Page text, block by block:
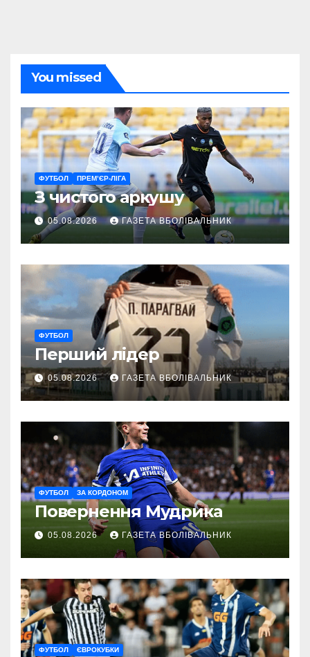
You missed
ФУТБОЛ ПРЕМ’ЄР-ЛІГА
З чистого аркушу
05.08.2026 ГАЗЕТА ВБОЛІВАЛЬНИК
ФУТБОЛ
Перший лідер
05.08.2026 ГАЗЕТА ВБОЛІВАЛЬНИК
ФУТБОЛ ЗА КОРДОНОМ
Повернення Мудрика
05.08.2026 ГАЗЕТА ВБОЛІВАЛЬНИК
ФУТБОЛ ЄВРОКУБКИ